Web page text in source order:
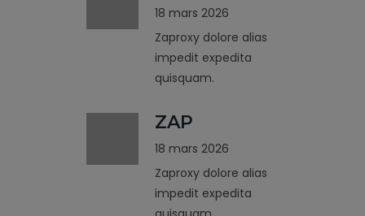
18 mars 2026
Zaproxy dolore alias
impedit expedita
quisquam.
ZAP
18 mars 2026
Zaproxy dolore alias
impedit expedita